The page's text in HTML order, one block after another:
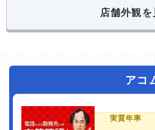
店舗外観を
アコ
実質年率